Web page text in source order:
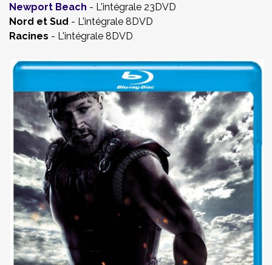
Newport Beach - L'intégrale 23DVD
Nord et Sud - L'intégrale 8DVD
Racines - L'intégrale 8DVD